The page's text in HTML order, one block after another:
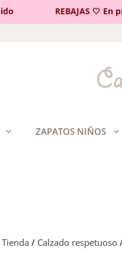
REBAJAS 🤍 En
ZAPATOS NIÑOS
Tienda / Calzado respetuoso